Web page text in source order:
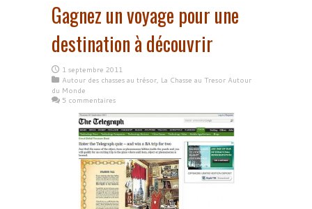
Gagnez un voyage pour une
destination à découvrir
1 septembre 2011
Autour des chasses au trésor, La Chasse au Tresor Autour
du Monde
5 commentaires